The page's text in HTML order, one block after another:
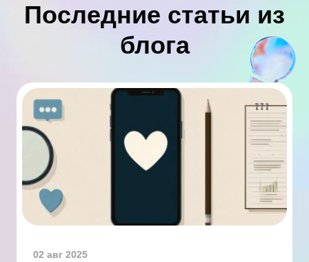
Последние статьи из
блога
02 авг 2025